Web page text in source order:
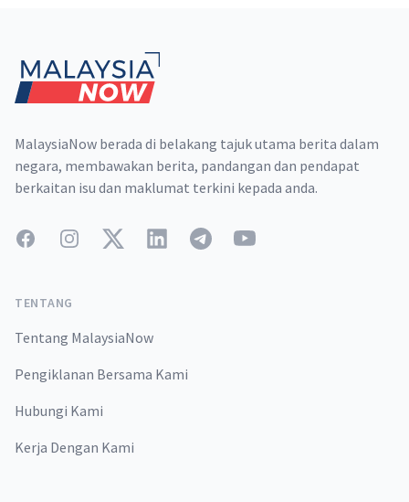
MalaysiaNow berada di belakang tajuk utama berita dalam
negara, membawakan berita, pandangan dan pendapat
berkaitan isu dan maklumat terkini kepada anda.
FacebookInstagramTwitterLinkedInTelegramYouTube
TENTANG
Tentang MalaysiaNow
Pengiklanan Bersama Kami
Hubungi Kami
Kerja Dengan Kami